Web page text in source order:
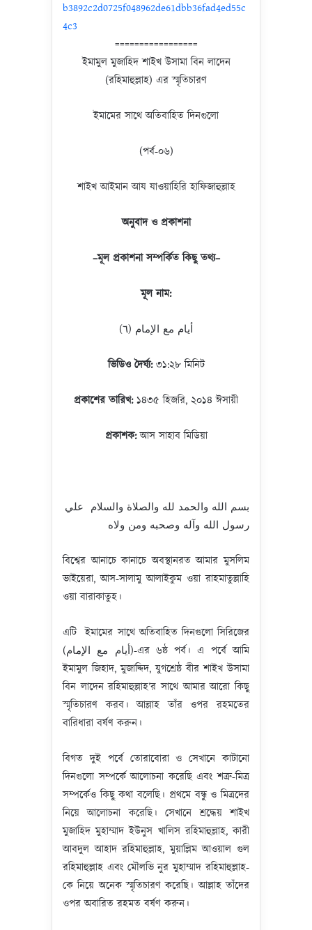
b3892c2d0725f048962de61dbb36fad4ed55c
4c3
=================
ইমামুল মুজাহিদ শাইখ উসামা বিন লাদেন
(রহিমাহুল্লাহ) এর স্মৃতিচারণ
ইমামের সাথে অতিবাহিত দিনগুলো
(পর্ব-০৬)
শাইখ আইমান আয যাওয়াহিরি হাফিজাহুল্লাহ
অনুবাদ ও প্রকাশনা
–মূল প্রকাশনা সম্পর্কিত কিছু তথ্য–
মূল নাম:
أيام مع الإمام (٦)
ভিডিও দৈর্ঘ্য:৩১:২৮ মিনিট
প্রকাশের তারিখ:১৪৩৫ হিজরি, ২০১৪ ঈসায়ী
প্রকাশক:আস সাহাব মিডিয়া
بسم الله والحمد لله والصلاة والسلام علي
رسول الله وآله وصحبه ومن ولاه
বিশ্বের আনাচে কানাচে অবস্থানরত আমার মুসলিম
ভাইয়েরা, আস-সালামু আলাইকুম ওয়া রাহমাতুল্লাহি
ওয়া বারাকাতুহ।
এটি ইমামের সাথে অতিবাহিত দিনগুলো সিরিজের
(أيام مع الإمام)-এর ৬ষ্ঠ পর্ব। এ পর্বে আমি
ইমামুল জিহাদ, মুজাদ্দিদ, যুগশ্রেষ্ঠ বীর শাইখ উসামা
বিন লাদেন রহিমাহুল্লাহ’র সাথে আমার আরো কিছু
স্মৃতিচারণ করব। আল্লাহ তাঁর ওপর রহমতের
বারিধারা বর্ষণ করুন।
বিগত দুই পর্বে তোরাবোরা ও সেখানে কাটানো
দিনগুলো সম্পর্কে আলোচনা করেছি এবং শত্রু-মিত্র
সম্পর্কেও কিছু কথা বলেছি। প্রথমে বন্ধু ও মিত্রদের
নিয়ে আলোচনা করেছি। সেখানে শ্রদ্ধেয় শাইখ
মুজাহিদ মুহাম্মাদ ইউনুস খালিস রহিমাহুল্লাহ, কারী
আবদুল আহাদ রহিমাহুল্লাহ, মুয়াল্লিম আওয়াল গুল
রহিমাহুল্লাহ এবং মৌলভি নুর মুহাম্মাদ রহিমাহুল্লাহ-
কে নিয়ে অনেক স্মৃতিচারণ করেছি। আল্লাহ তাঁদের
ওপর অবারিত রহমত বর্ষণ করুন।